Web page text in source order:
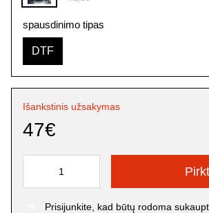
spausdinimo tipas
DTF
Išankstinis užsakymas
47€
Prisijunkite , kad būtų rodoma